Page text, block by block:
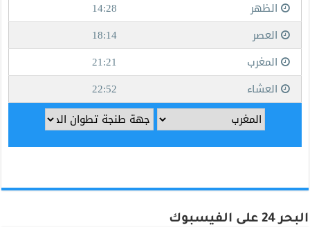
البحر 24 على الفيسبوك